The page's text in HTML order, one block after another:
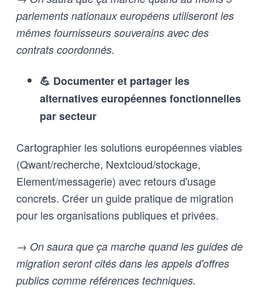
parlements nationaux européens utiliseront les
mêmes fournisseurs souverains avec des
contrats coordonnés.
💪 Documenter et partager les
alternatives européennes fonctionnelles
par secteur
Cartographier les solutions européennes viables
(Qwant/recherche, Nextcloud/stockage,
Element/messagerie) avec retours d'usage
concrets. Créer un guide pratique de migration
pour les organisations publiques et privées.
→ On saura que ça marche quand les guides de
migration seront cités dans les appels d'offres
publics comme références techniques.